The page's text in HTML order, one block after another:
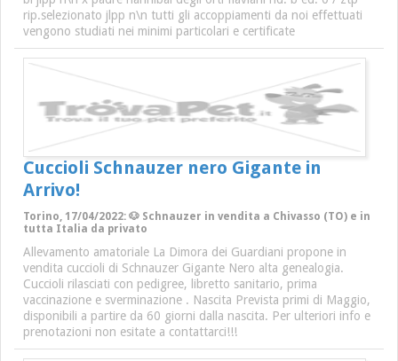
rip.selezionato jlpp n\n tutti gli accoppiamenti da noi effettuati
vengono studiati nei minimi particolari e certificate
Cuccioli Schnauzer nero Gigante in
Arrivo!
Torino, 17/04/2022: 🐶 Schnauzer in vendita a Chivasso (TO) e in
tutta Italia da privato
Allevamento amatoriale La Dimora dei Guardiani propone in
vendita cuccioli di Schnauzer Gigante Nero alta genealogia.
Cuccioli rilasciati con pedigree, libretto sanitario, prima
vaccinazione e sverminazione . Nascita Prevista primi di Maggio,
disponibili a partire da 60 giorni dalla nascita. Per ulteriori info e
prenotazioni non esitate a contattarci!!!